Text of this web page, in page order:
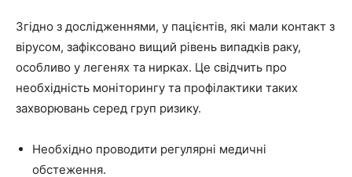
Згідно з дослідженнями, у пацієнтів, які мали контакт з
вірусом, зафіксовано вищий рівень випадків раку,
особливо у легенях та нирках. Це свідчить про
необхідність моніторингу та профілактики таких
захворювань серед груп ризику.
Необхідно проводити регулярні медичні
обстеження.